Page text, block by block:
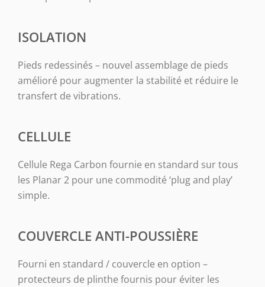
ISOLATION
Pieds redessinés – nouvel assemblage de pieds
amélioré pour augmenter la stabilité et réduire le
transfert de vibrations.
CELLULE
Cellule Rega Carbon fournie en standard sur tous
les Planar 2 pour une commodité ‘plug and play’
simple.
COUVERCLE ANTI-POUSSIÈRE
Fourni en standard / couvercle en option –
protecteurs de plinthe fournis pour éviter les